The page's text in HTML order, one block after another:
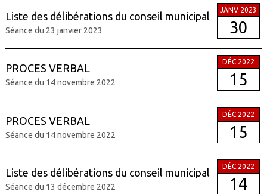
Liste des délibérations du conseil municipal
Séance du 23 janvier 2023
JANV 2023
30
PROCES VERBAL
Séance du 14 novembre 2022
DÉC 2022
15
PROCES VERBAL
Séance du 14 novembre 2022
DÉC 2022
15
Liste des délibérations du conseil municipal
Séance du 13 décembre 2022
DÉC 2022
14